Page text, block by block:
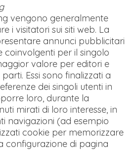
vengono generalmente
i visitatori sui siti web. La
annunci pubblicitari
coinvolgenti per il singolo
valore per editori e
Essi sono finalizzati a
dei singoli utenti in
loro, durante la
mirati di loro interesse, in
navigazioni (ad esempio
cookie per memorizzare
configurazione di pagina